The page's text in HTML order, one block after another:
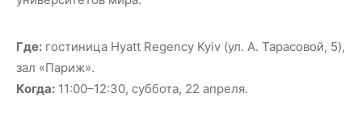
Где: гостиница Hyatt Regency Kyiv (ул. А. Тарасовой, 5),
зал «Париж».
Когда: 11:00–12:30, суббота, 22 апреля.